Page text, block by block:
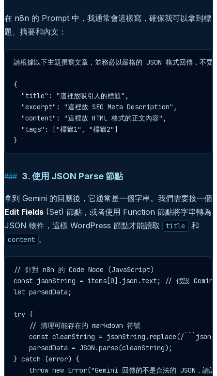
在 n8n 的 Prompt 中，我通常會這樣寫，確保我可以拿到標
題、摘要和內文：
請根據以下主題撰寫文章，並務必以嚴格的 JSON 格式回傳，
{
  "title": "這裡放吸引人的標題",
  "excerpt": "這裡放 SEO Meta Description",
  "content": "這裡放 HTML 格式的正文內容",
  "tags": ["標籤1", "標籤2"]
3. 使用 JSON Parse 節點
拿到 Gemini 的回應後，它通常是一個字串。我們需要接一個
Edit Fields (Set) 節點，或者使用 Function 節點將字串轉為
JSON 物件，這樣 WordPress 節點才能讀取
title 和
content 。
// 針對 n8n 的 Code Node (JavaScript)
const jsonString = items[0].json.text; // 假設 Gemini
let parsedData;
try {
    // 清理可能存在的 markdown 符號
const cleanString = jsonString.replace(/
    parsedData = JSON.parse(cleanString);
} catch (error) {
throw new Error("Gemini 回傳的不是合法的 JSON，請